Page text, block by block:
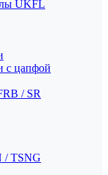
UKFL
с цапфой
/ SR
/ TSNG